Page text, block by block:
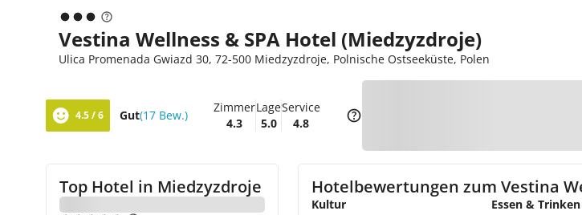
Vestina Wellness & SPA Hotel (Miedzyzdroje)
Ulica Promenada Gwiazd 30, 72-500 Miedzyzdroje, Polnische Ostseeküste, Polen
4.5 / 6 Gut(17 Bew.)
Zimmer
4.3
Lage
5.0
Service
4.8
Top Hotel in Miedzyzdroje Hotelbewertungen zum Vestina
Kultur Essen & Trinken